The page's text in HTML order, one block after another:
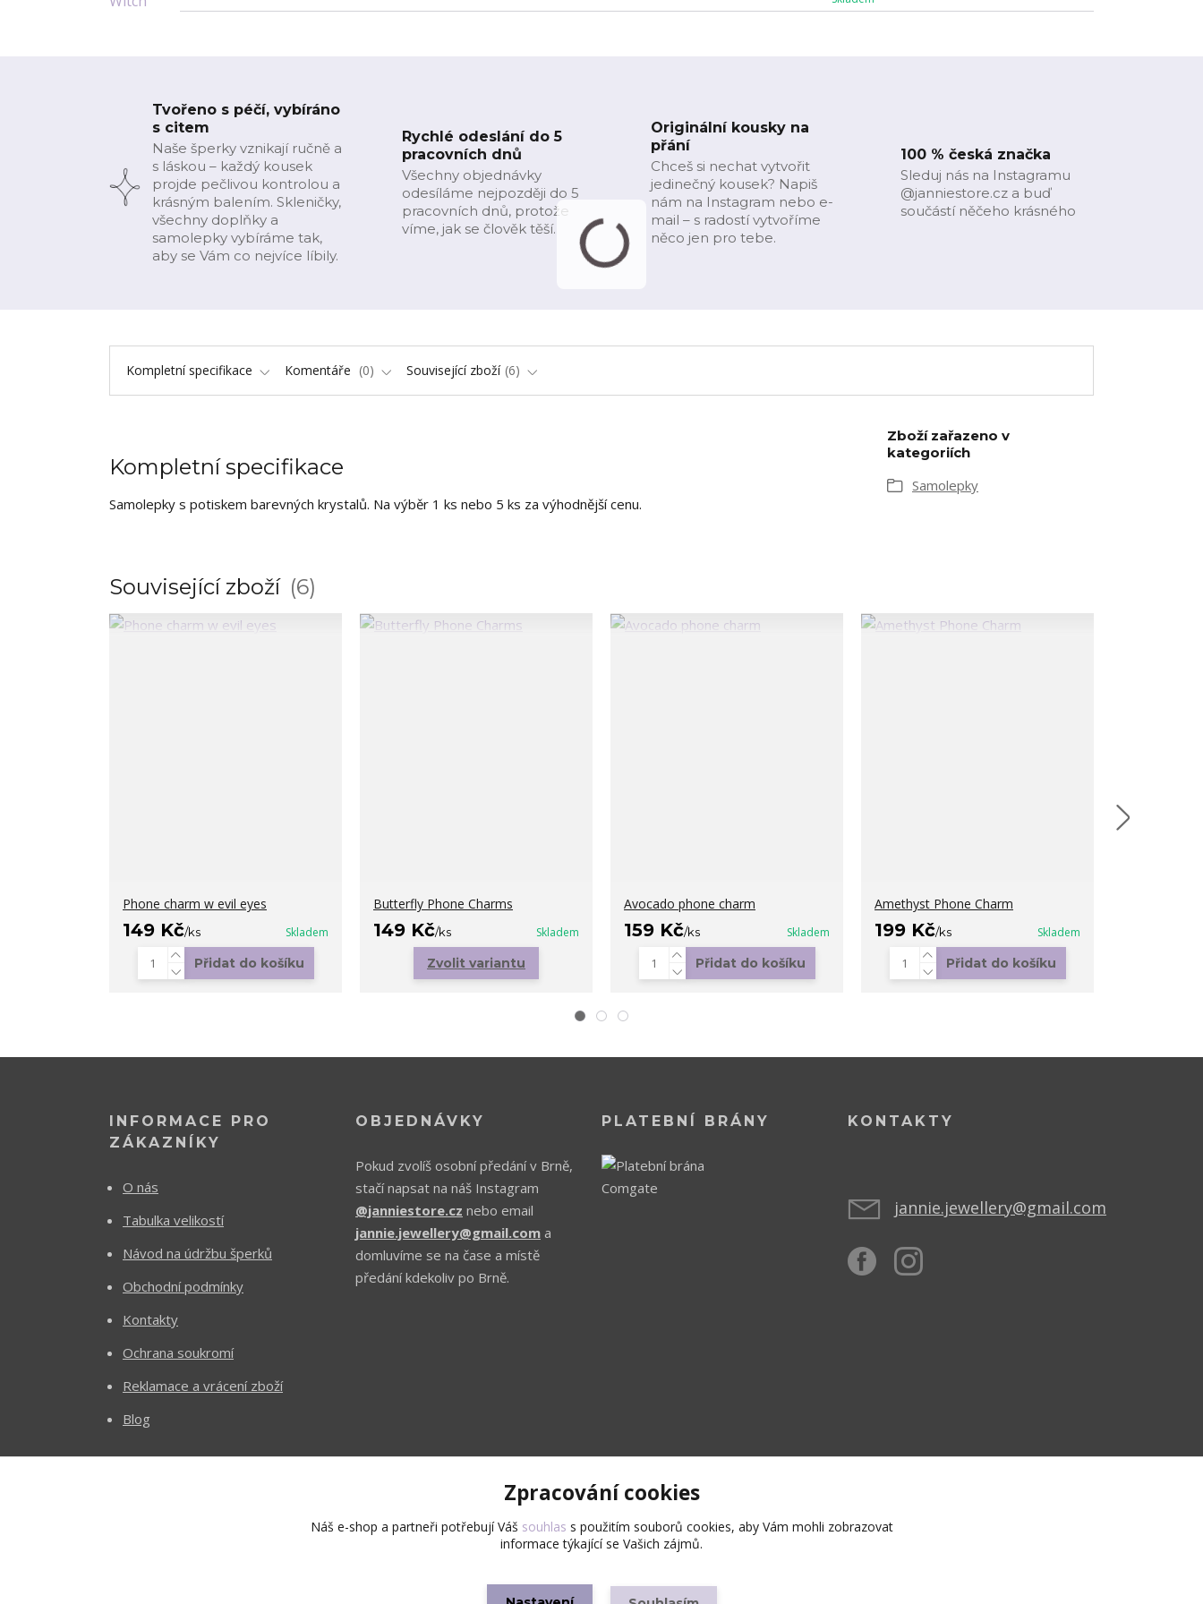
Tvořeno s péčí, vybíráno
s citem
Naše šperky vznikají ručně a
s láskou – každý kousek
projde pečlivou kontrolou a
krásným balením. Skleničky,
všechny doplňky a
samolepky vybíráme tak,
aby se Vám co nejvíce líbily.
Rychlé odeslání do 5
pracovních dnů
Všechny objednávky
odesíláme nejpozději do 5
pracovních dnů, protože
víme, jak se člověk těší.
Originální kousky na
přání
Chceš si nechat vytvořit
jedinečný kousek? Napiš
nám na Instagram nebo e-
mail – s radostí vytvoříme
něco jen pro tebe.
100 % česká značka
Sleduj nás na Instagramu
@janniestore.cz a buď
součástí něčeho krásného
Kompletní specifikace Komentáře 0 Související zboží 6
Kompletní specifikace
Samolepky s potiskem barevných krystalů. Na výběr 1 ks nebo 5 ks za výhodnější cenu.
Zboží zařazeno v
kategoriích
Samolepky
Související zboží 6
Phone charm w evil eyes
149 Kč/ks Skladem
Přidat do košíku
Butterfly Phone Charms
149 Kč/ks Skladem
Zvolit variantu
Avocado phone charm
159 Kč/ks Skladem
Přidat do košíku
Amethyst Phone Charm
199 Kč/ks Skladem
Přidat do košíku
INFORMACE PRO
ZÁKAZNÍKY
O nás
Tabulka velikostí
Návod na údržbu šperků
Obchodní podmínky
Kontakty
Ochrana soukromí
Reklamace a vrácení zboží
Blog
OBJEDNÁVKY
Pokud zvolíš osobní předání v Brně,
stačí napsat na náš Instagram
@janniestore.cz nebo email
jannie.jewellery@gmail.com a
domluvíme se na čase a místě
předání kdekoliv po Brně.
PLATEBNÍ BRÁNY KONTAKTY
jannie.jewellery@gmail.com
Upravit sběr cookies.
Copyright © 2026 Všechna práva vyhrazena
Zpracování cookies
Náš e-shop a partneři potřebují Váš souhlas s použitím souborů cookies, aby Vám mohli zobrazovat
informace týkající se Vašich zájmů.